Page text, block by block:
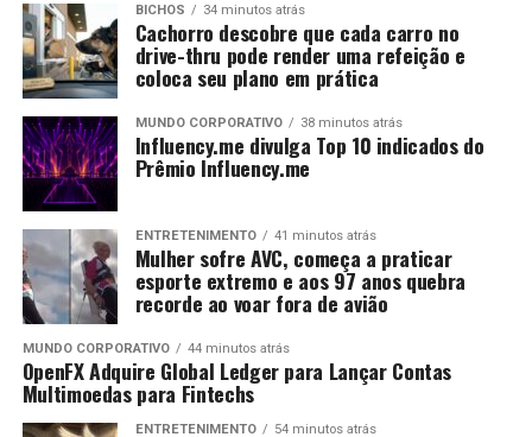
BICHOS 34 minutos atrás
Cachorro descobre que cada carro no
drive-thru pode render uma refeição e
coloca seu plano em prática
MUNDO CORPORATIVO 38 minutos atrás
Influency.me divulga Top 10 indicados do
Prêmio Influency.me
ENTRETENIMENTO 41 minutos atrás
Mulher sofre AVC, começa a praticar
esporte extremo e aos 97 anos quebra
recorde ao voar fora de avião
MUNDO CORPORATIVO 44 minutos atrás
OpenFX Adquire Global Ledger para Lançar Contas
Multimoedas para Fintechs
ENTRETENIMENTO 54 minutos atrás